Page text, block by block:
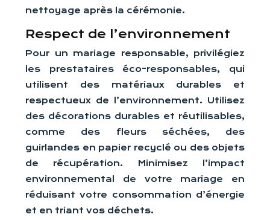
nettoyage après la cérémonie.
Respect de l’environnement
Pour un mariage responsable, privilégiez
les prestataires éco-responsables, qui
utilisent des matériaux durables et
respectueux de l’environnement. Utilisez
des décorations durables et réutilisables,
comme des fleurs séchées, des
guirlandes en papier recyclé ou des objets
de récupération. Minimisez l’impact
environnemental de votre mariage en
réduisant votre consommation d’énergie
et en triant vos déchets.